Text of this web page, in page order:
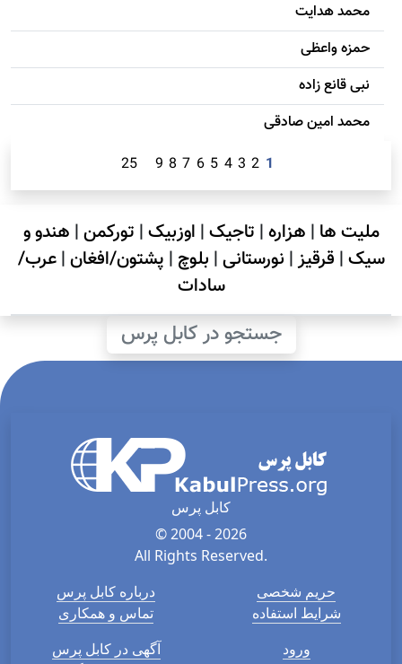
محمد هدایت
حمزه واعظی
نبی قانع زاده
محمد امين صادقی
1
2
3
4
5
6
7
8
9
25
ملیت ها | هزاره| تاجیک| اوزبیک| تورکمن| هندو و
سیک| قرقیز| نورستانی| بلوچ | پشتون/افغان|عرب/
سادات
جستجو در کابل پرس
کابل پرس
© 2004 - 2026
All Rights Reserved.
درباره کابل پرس
تماس و همکاری
حریم شخصی
شرایط استفاده
آگهی در کابل پرس
ورود